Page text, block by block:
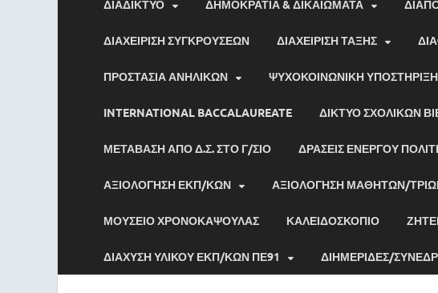
ΔΙΑΔΙΚΤΥΟ ΔΗΜΟΚΡΑΤΙΑ & ΔΙΚΑΙΩΜΑΤΑ
ΔΙΑΧΕΙΡΙΣΗ ΣΥΓΚΡΟΥΣΕΩΝ ΔΙΑΧΕΙΡΙΣΗ ΤΑΞΗΣ
ΠΡΟΣΤΑΣΙΑ ΑΝΗΛΙΚΩΝ ΨΥΧΟΚΟΙΝΩΝΙΚΗ ΥΠΟΣΤΗΡΙΞΗ
INTERNATIONAL BACCALAUREATE ΔΊΚΤΥΟ ΣΧΟΛΙΚΏΝ
ΜΕΤΑΒΑΣΗ ΑΠΟ Δ.Σ. ΣΤΟ Γ/ΣΙΟ ΔΡΑΣΕΙΣ ΕΝΕΡΓΟΥ
ΑΞΙΟΛΟΓΗΣΗ ΕΚΠ/ΚΩΝ ΑΞΙΟΛΟΓΗΣΗ ΜΑΘΗΤΩΝ/
ΜΟΥΣΕΙΟ ΧΡΟΝΟΚΑΨΟΥΛΑΣ ΚΑΛΕΙΔΟΣΚΟΠΙΟ
ΔΙΑΧΥΣΗ ΥΛΙΚΟΥ ΕΚΠ/ΚΩΝ ΠΕ91 ΔΙΗΜΕΡΙΔΕΣ/